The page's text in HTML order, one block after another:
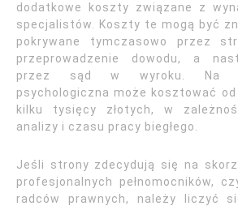
dodatkowe koszty związane z
specjalistów. Koszty te mogą być
pokrywane tymczasowo przez
przeprowadzenie dowodu, a
przez sąd w wyroku. Na
psychologiczna może kosztować
kilku tysięcy złotych, w
analizy i czasu pracy biegłego.
Jeśli strony zdecydują się na
profesjonalnych pełnomocników,
radców prawnych, należy liczyć